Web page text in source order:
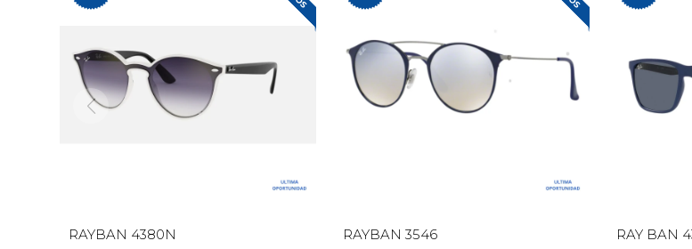
RAYBAN 4380N RAYBAN 3546 RAY BAN